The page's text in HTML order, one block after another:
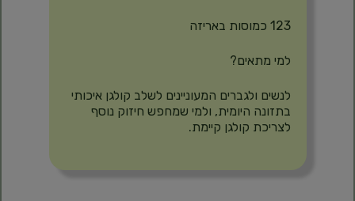
123 כמוסות באריזה
למי מתאים?
לנשים ולגברים המעוניינים לשלב קולגן איכותי
בתזונה היומית, ולמי שמחפש חיזוק נוסף
לצריכת קולגן קיימת.